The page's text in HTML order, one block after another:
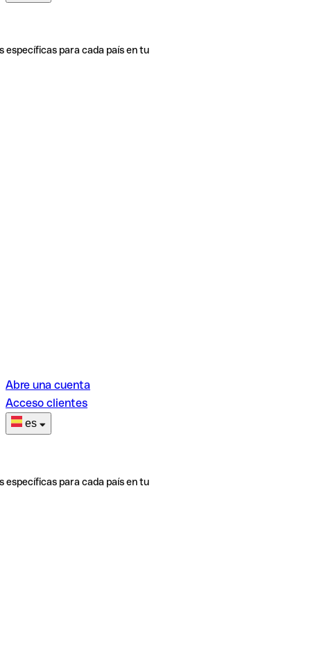
específicas para cada país en tu
Abre una cuenta
Acceso clientes
es
específicas para cada país en tu